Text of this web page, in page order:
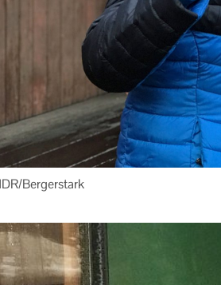
Bergerstark